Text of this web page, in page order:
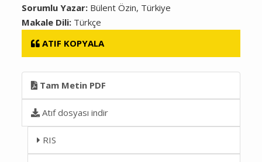
Sorumlu Yazar: Bülent Özin, Türkiye
Makale Dili: Türkçe
ATIF KOPYALA
Tam Metin PDF
Atıf dosyası indir
RIS